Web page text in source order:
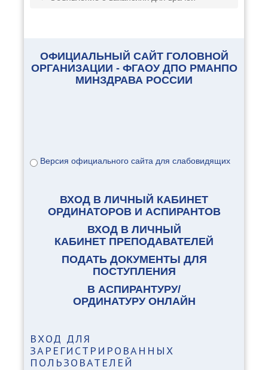
ОФИЦИАЛЬНЫЙ САЙТ ГОЛОВНОЙ
ОРГАНИЗАЦИИ - ФГАОУ ДПО РМАНПО
МИНЗДРАВА РОССИИ
Версия официального сайта для слабовидящих
ВХОД В ЛИЧНЫЙ КАБИНЕТ
ОРДИНАТОРОВ И АСПИРАНТОВ
ВХОД В ЛИЧНЫЙ
КАБИНЕТ ПРЕПОДАВАТЕЛЕЙ
ПОДАТЬ ДОКУМЕНТЫ ДЛЯ
ПОСТУПЛЕНИЯ
В АСПИРАНТУРУ/
ОРДИНАТУРУ ОНЛАЙН
ВХОД ДЛЯ
ЗАРЕГИСТРИРОВАННЫХ
ПОЛЬЗОВАТЕЛЕЙ